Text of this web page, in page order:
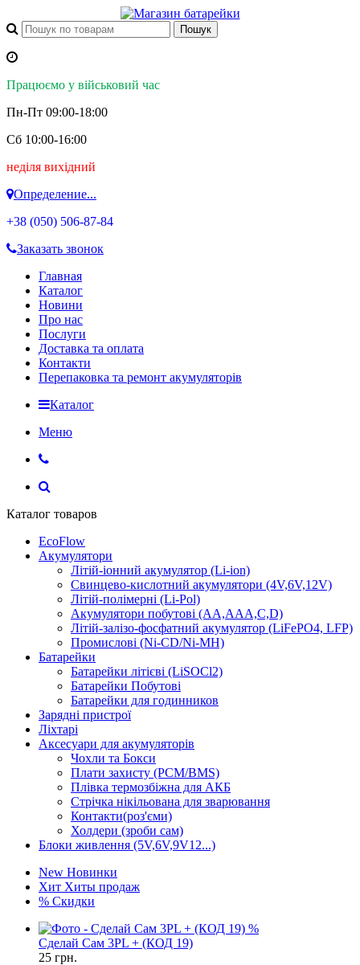
Працюємо у військовий час
Пн-Пт 09:00-18:00
Сб 10:00-16:00
неділя вихідний
Определение...
+38 (050) 506-87-84
Заказать звонок
Главная
Каталог
Новини
Про нас
Послуги
Доставка та оплата
Контакти
Перепаковка та ремонт акумуляторів
Каталог
Меню
Каталог товаров
EcoFlow
Акумулятори
Літій-іонний акумулятор (Li-ion)
Свинцево-кислотний акумулятори (4V,6V,12V)
Літій-полімерні (Li-Pol)
Акумулятори побутові (AA,AAA,C,D)
Літій-залізо-фосфатний акумулятор (LiFePO4, LFP)
Промислові (Ni-CD/Ni-MH)
Батарейки
Батарейки літієві (LiSOCl2)
Батарейки Побутові
Батарейки для годинников
Зарядні пристрої
Ліхтарі
Аксесуари для акумуляторів
Чохли та Бокси
Плати захисту (PCM/BMS)
Плівка термозбіжна для АКБ
Стрічка нікільована для зварювання
Контакти(роз'єми)
Холдери (зроби сам)
Блоки живлення (5V,6V,9V12...)
New Новинки
Хит Хиты продаж
% Скидки
%
Сделай Сам 3PL + (КОД 19)
25 грн.